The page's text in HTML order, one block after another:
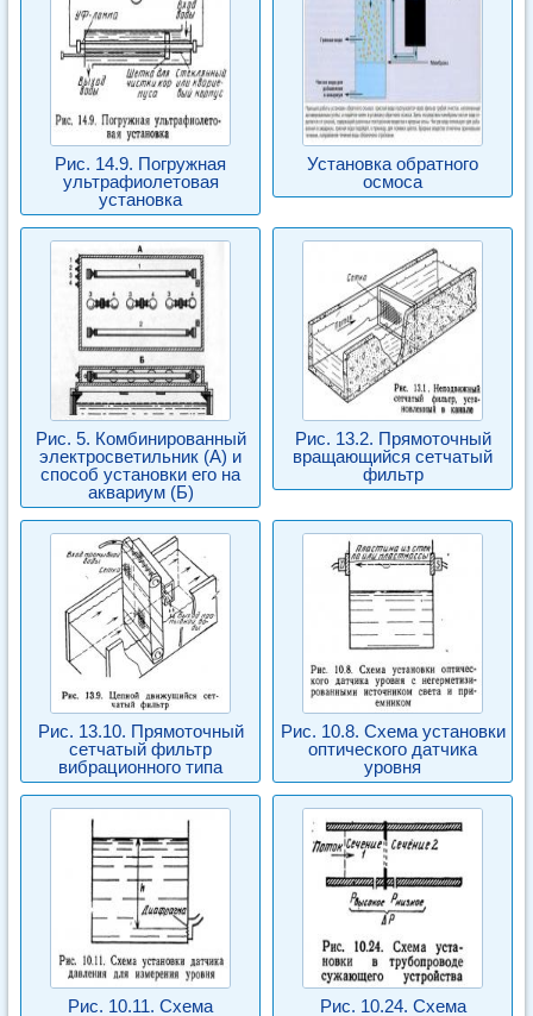
Рис. 14.9. Погружная
ультрафиолетовая
установка
Установка обратного
осмоса
Рис. 5. Комбинированный
электросветильник (А) и
способ установки его на
аквариум (Б)
Рис. 13.2. Прямоточный
вращающийся сетчатый
фильтр
Рис. 13.10. Прямоточный
сетчатый фильтр
вибрационного типа
Рис. 10.8. Схема установки
оптического датчика
уровня
Рис. 10.11. Схема
Рис. 10.24. Схема